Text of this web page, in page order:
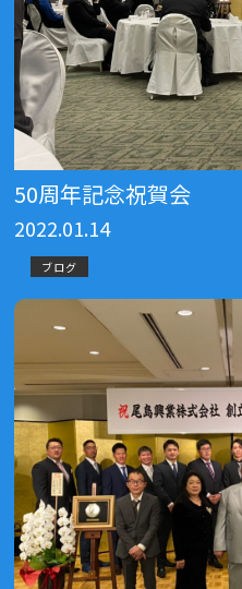
50周年記念祝賀会
2022.01.14
ブログ